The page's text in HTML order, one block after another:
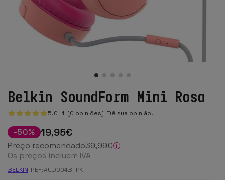
Belkin SoundForm Mini Rosa
5.0 1 (0 opiniões) Dê sua opinião!
-50% 19,95€
Preço recomendado39,99€
Os preços incluem IVA
BELKIN-REF:AUD004BTPK